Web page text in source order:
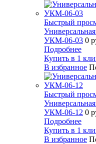
Быстрый
УКМ-06-03 0
Подробнее
Купить в 1
В избранное
Быстрый
УКМ-06-12 0
Подробнее
Купить в 1
В избранное